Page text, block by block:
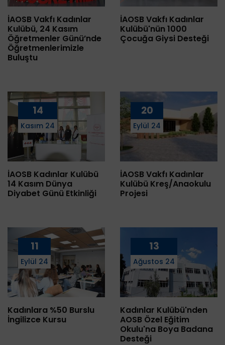
İAOSB Vakfı Kadınlar
Kulübü, 24 Kasım
Öğretmenler Günü’nde
Öğretmenlerimizle
Buluştu
İAOSB Vakfı Kadınlar
Kulübü'nün 1000
Çocuğa Giysi Desteği
14
Kasım 24
İAOSB Kadınlar Kulübü
14 Kasım Dünya
Diyabet Günü Etkinliği
20
Eylül 24
İAOSB Vakfı Kadınlar
Kulübü Kreş/Anaokulu
Projesi
11
Eylül 24
Kadınlara %50 Burslu
İngilizce Kursu
13
Ağustos 24
Kadınlar Kulübü'nden
AOSB Özel Eğitim
Okulu'na Boya Badana
Desteği